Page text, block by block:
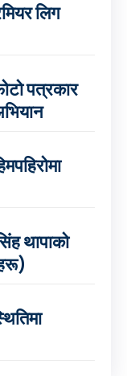
लिग
पत्रकार
थापाको